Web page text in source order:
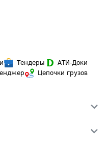
Тендеры
АТИ-Доки
Цепочки грузов